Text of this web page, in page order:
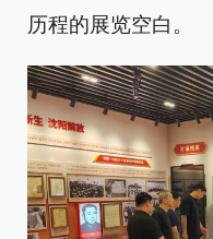
历程的展览空白。